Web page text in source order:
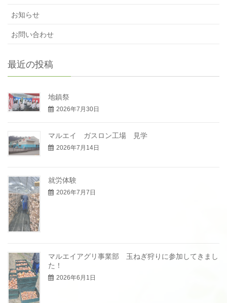
お知らせ
お問い合わせ
最近の投稿
地鎮祭
2026年7月30日
マルエイ ガスロン工場 見学
2026年7月14日
就労体験
2026年7月7日
マルエイアグリ事業部 玉ねぎ狩りに参加してきまし
た！
2026年6月1日